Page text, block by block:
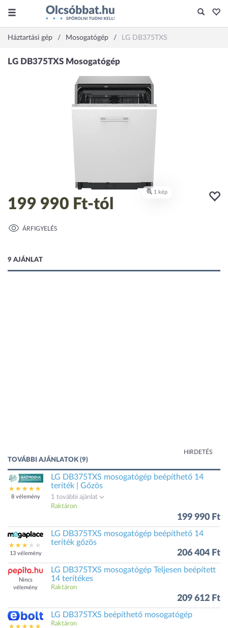
Háztartási gép Mosogatógép LG DB375TXS
199 990 Ft-tól
ÁRFIGYELÉS
9 AJÁNLAT
HIRDETÉS
TOVÁBBI AJÁNLATOK (9)
8 vélemény
LG DB375TXS mosogatógép beépíthető 14
teríték | Gőzös
1 további ajánlat
Raktáron
199 990 Ft
13 vélemény
LG DB375TXS mosogatógép beépíthető 14
teríték gőzös
206 404 Ft
Nincs
vélemény
LG DB375TXS mosogatógép Teljesen beépített
14 terítékes
Raktáron
209 612 Ft
LG DB375TXS beépíthető mosogatógép
Raktáron